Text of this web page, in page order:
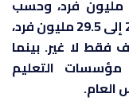
في عام 2016 كانت قوة العمل 28.9 مليون فرد، وحسب
أرقام جهاز الإحصاء ارتفعت في عام 2017 إلى 29.5 مليون فرد،
في قوة العمل 600 ألف فقط لا غير. بينما
التعليم
العام.